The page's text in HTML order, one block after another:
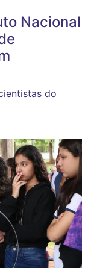
Nacional
do